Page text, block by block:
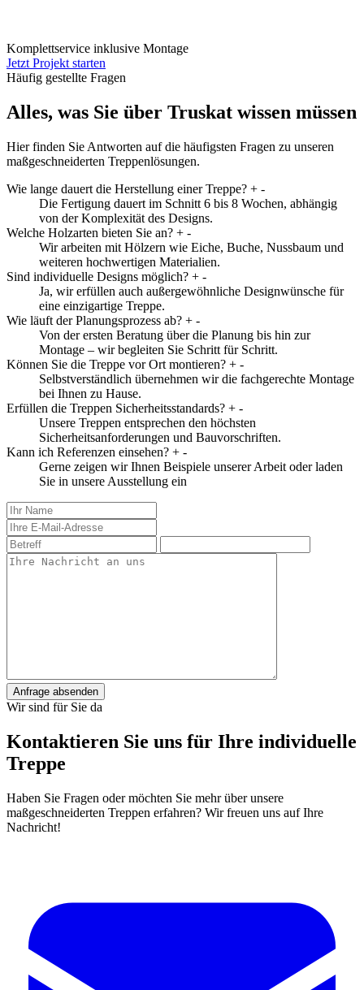
Komplettservice inklusive Montage
Jetzt Projekt starten
Häufig gestellte Fragen
Alles, was Sie über Truskat wissen müssen
Hier finden Sie Antworten auf die häufigsten Fragen zu unseren
maßgeschneiderten Treppenlösungen.
Wie lange dauert die Herstellung einer Treppe? + -
Die Fertigung dauert im Schnitt 6 bis 8 Wochen, abhängig
von der Komplexität des Designs.
Welche Holzarten bieten Sie an? + -
Wir arbeiten mit Hölzern wie Eiche, Buche, Nussbaum und
weiteren hochwertigen Materialien.
Sind individuelle Designs möglich? + -
Ja, wir erfüllen auch außergewöhnliche Designwünsche für
eine einzigartige Treppe.
Wie läuft der Planungsprozess ab? + -
Von der ersten Beratung über die Planung bis hin zur
Montage – wir begleiten Sie Schritt für Schritt.
Können Sie die Treppe vor Ort montieren? + -
Selbstverständlich übernehmen wir die fachgerechte Montage
bei Ihnen zu Hause.
Erfüllen die Treppen Sicherheitsstandards? + -
Unsere Treppen entsprechen den höchsten
Sicherheitsanforderungen und Bauvorschriften.
Kann ich Referenzen einsehen? + -
Gerne zeigen wir Ihnen Beispiele unserer Arbeit oder laden
Sie in unsere Ausstellung ein
Anfrage absenden
Wir sind für Sie da
Kontaktieren Sie uns für Ihre individuelle
Treppe
Haben Sie Fragen oder möchten Sie mehr über unsere
maßgeschneiderten Treppen erfahren? Wir freuen uns auf Ihre
Nachricht!